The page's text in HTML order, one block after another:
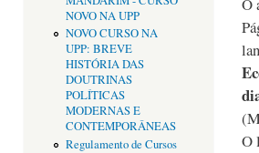
NOVO NA UPP
NOVO CURSO NA
UPP: BREVE
HISTÓRIA DAS
DOUTRINAS
POLÍTICAS
MODERNAS E
CONTEMPORÂNEAS
Regulamento de Cursos
O
O